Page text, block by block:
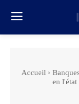
Accueil
en